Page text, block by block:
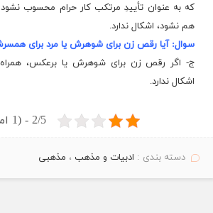
که به عنوان تأییدِ مرتکب کار حرام محسوب
هم نشود، اشکال ندارد.
سوال: آیا رقص زن براى شوهرش یا مرد براى
ج- اگر رقص زن براى شوهرش یا برعکس، همراه
اشکال ندارد.
2/5 - (1 امتیاز)
دسته بندی : ادبیات و مذهب ، مذهبی